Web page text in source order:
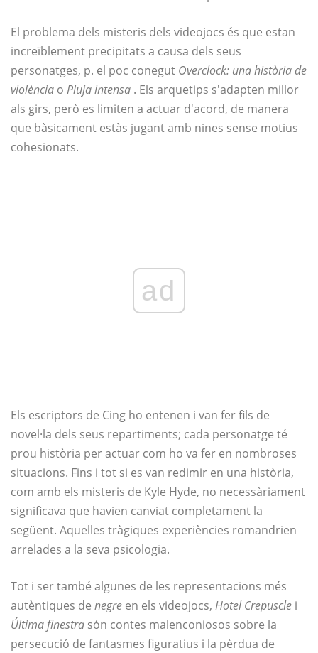
El problema dels misteris dels videojocs és que estan
increïblement precipitats a causa dels seus
personatges, p. el poc conegut Overclock: una història de
violència o Pluja intensa . Els arquetips s'adapten millor
als girs, però es limiten a actuar d'acord, de manera
que bàsicament estàs jugant amb nines sense motius
cohesionats.
ad
Els escriptors de Cing ho entenen i van fer fils de
novel·la dels seus repartiments; cada personatge té
prou història per actuar com ho va fer en nombroses
situacions. Fins i tot si es van redimir en una història,
com amb els misteris de Kyle Hyde, no necessàriament
significava que havien canviat completament la
següent. Aquelles tràgiques experiències romandrien
arrelades a la seva psicologia.
Tot i ser també algunes de les representacions més
autèntiques de negre en els videojocs, Hotel Crepuscle i
Última finestra són contes malenconiosos sobre la
persecució de fantasmes figuratius i la pèrdua de